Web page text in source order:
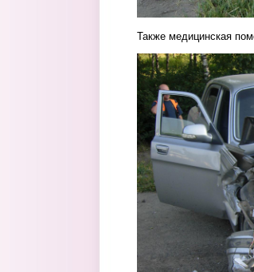
Также медицинская
1.jpg